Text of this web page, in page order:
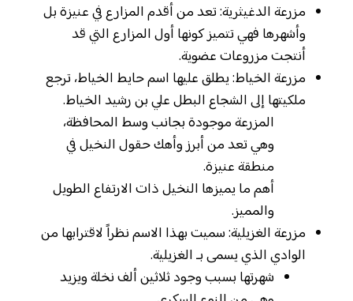
مزرعة الدغيثرية: تعد من أقدم المزارع في عنيزة بل
وأشهرها فهي تتميز كونها أول المزارع التي قد
أنتجت مزروعات عضوية.
مزرعة الخياط: يطلق عليها اسم حايط الخياط، ترجع
ملكيتها إلى الشجاع البطل علي بن رشيد الخياط.
المزرعة موجودة بجانب وسط المحافظة،
وهي تعد من أبرز وأهك حقول النخيل في
منطقة عنيزة.
أهم ما يميزها النخيل ذات الارتفاع الطويل
والمميز.
مزرعة الغزيلية: سميت بهذا الاسم نظراً لاقترابها من
الوادي الذي يسمى بـ الغزيلية.
شهرتها بسبب وجود ثلاثين ألف نخلة ويزيد